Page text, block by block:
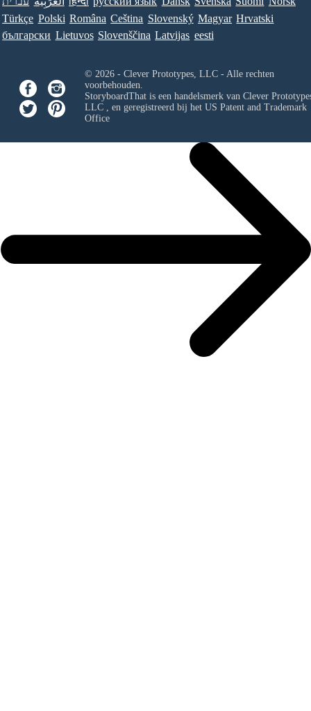
Türkçe Polski Româna Ceština Slovenský Magyar Hrvatski
български Lietuvos Slovenščina Latvijas eesti
© 2026 - Clever Prototypes, LLC - Alle rechten
voorbehouden.
StoryboardThat is een handelsmerk van Clever
LLC, en geregistreerd bij het US Patent and Trademark
Office